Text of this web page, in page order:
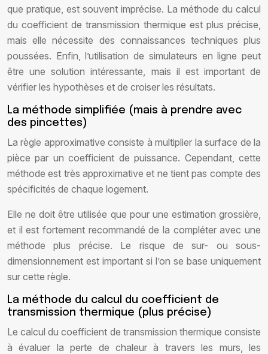
que pratique, est souvent imprécise. La méthode du calcul
du coefficient de transmission thermique est plus précise,
mais elle nécessite des connaissances techniques plus
poussées. Enfin, l’utilisation de simulateurs en ligne peut
être une solution intéressante, mais il est important de
vérifier les hypothèses et de croiser les résultats.
La méthode simplifiée (mais à prendre avec
des pincettes)
La règle approximative consiste à multiplier la surface de la
pièce par un coefficient de puissance. Cependant, cette
méthode est très approximative et ne tient pas compte des
spécificités de chaque logement.
Elle ne doit être utilisée que pour une estimation grossière,
et il est fortement recommandé de la compléter avec une
méthode plus précise. Le risque de sur- ou sous-
dimensionnement est important si l’on se base uniquement
sur cette règle.
La méthode du calcul du coefficient de
transmission thermique (plus précise)
Le calcul du coefficient de transmission thermique consiste
à évaluer la perte de chaleur à travers les murs, les